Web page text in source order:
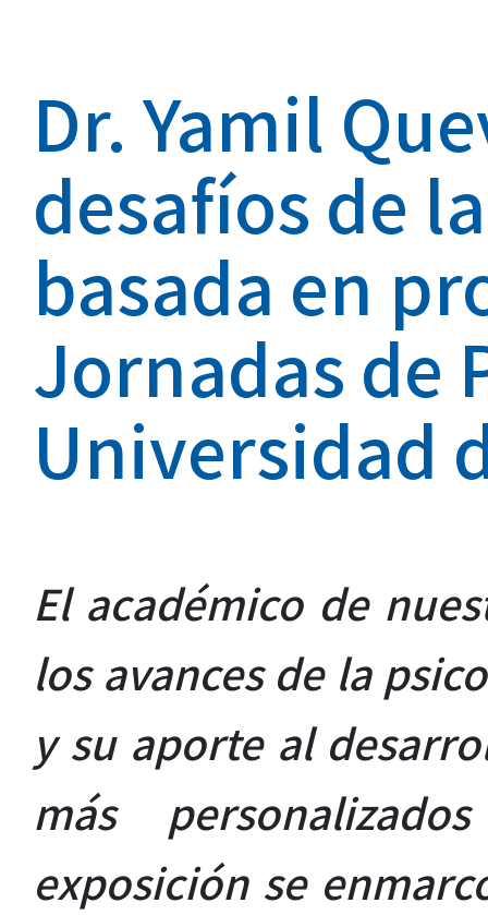
Dr. Yamil
desafíos de
basada en
Jornadas de
Universidad
El académico de
los avances de la
y su aporte al
más
exposición se